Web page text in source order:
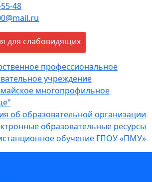
48
для слабовидящих
профессиональное
учреждение
многопрофильное
об образовательной организации
образовательные ресурсы
обучение ГПОУ «ПМУ»